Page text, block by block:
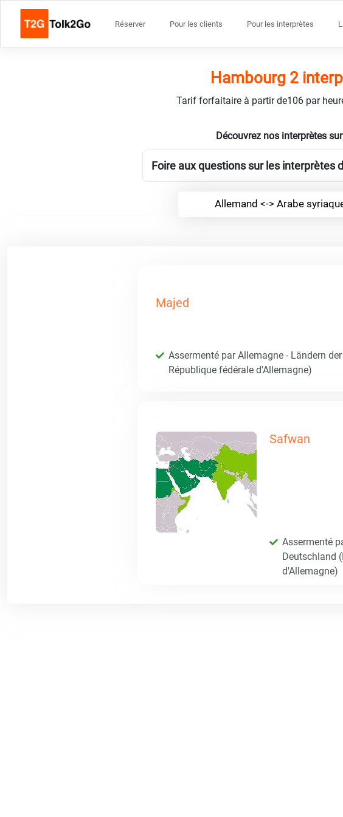
Réserver Pour les clients Pour les interprètes
Hambourg 2
Tarif forfaitaire à partir de106 par
Découvrez nos interprètes
Foire aux questions sur les interprètes
Allemand <-> Arabe
Majed
Assermenté par Allemagne - Ländern
République fédérale d'Allemagne)
Safwan
Assermenté
Deutschland
d'Allemagne)